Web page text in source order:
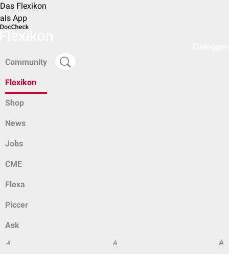
Das Flexikon
als App
Community
Flexikon
Shop
News
Jobs
CME
Flexa
Piccer
Ask
A A A